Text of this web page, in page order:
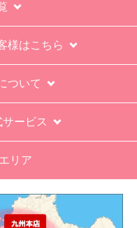
様はこちら
ついて
ービス
リア